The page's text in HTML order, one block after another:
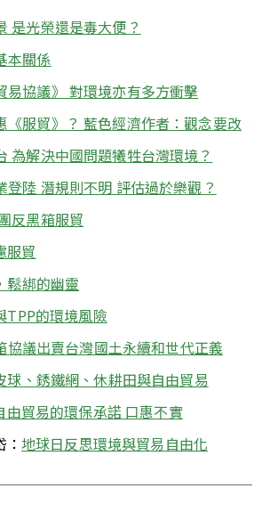
是光榮還是毒大便？
本關係
易協議》 對環境亦有多方衝擊
《服貿》？ 藍色經濟作者：觀念要改
為解決中國問題犧牲台灣環境？
登陸 潛規則不明 評估過於樂觀？
反黑箱服貿
服貿
鬆綁的幽靈
TPP的環境風險
協議出賣台灣國土永續和世代正義
球、銹鐵網、休耕田與自由貿易
由貿易的環保承諾 口惠不實
地球日反思環境與貿易自由化